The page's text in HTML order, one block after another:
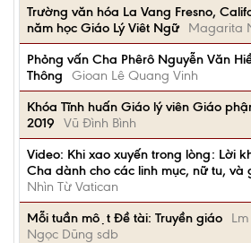
Trường văn hóa La Vang Fresno,
năm học Giáo Lý Viêt Ngữ
Magarita
Phỏng vấn Cha Phêrô Nguyễn Văn
Thông
Gioan Lê Quang Vinh
Khóa Tĩnh huấn Giáo lý viên Giáo
2019
Vũ Đình Bình
Video: Khi xao xuyến trong lòng: Lời
Cha dành cho các linh mục, nữ tu, và
Nhìn Từ Vatican
Mỗi tuần một Đề tài: Truyền giáo
Ngọc Dũng sdb